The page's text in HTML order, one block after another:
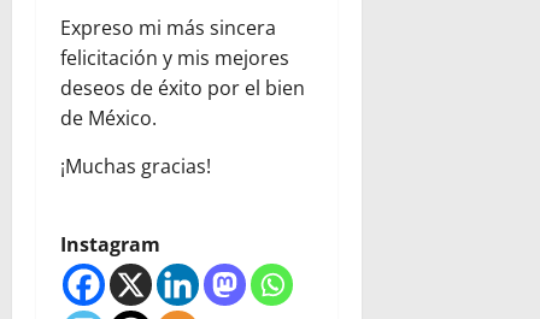
Expreso mi más sincera
felicitación y mis mejores
deseos de éxito por el bien
de México.
¡Muchas gracias!
Instagram